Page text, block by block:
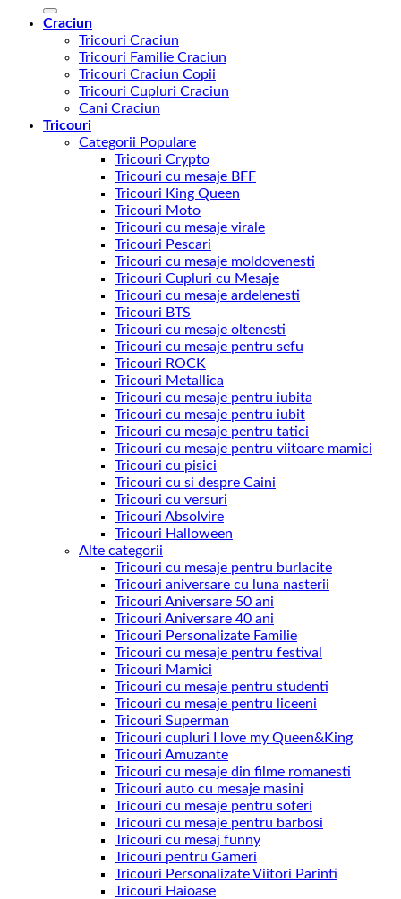
Craciun
Tricouri Craciun
Tricouri Familie Craciun
Tricouri Craciun Copii
Tricouri Cupluri Craciun
Cani Craciun
Tricouri
Categorii Populare
Tricouri Crypto
Tricouri cu mesaje BFF
Tricouri King Queen
Tricouri Moto
Tricouri cu mesaje virale
Tricouri Pescari
Tricouri cu mesaje moldovenesti
Tricouri Cupluri cu Mesaje
Tricouri cu mesaje ardelenesti
Tricouri BTS
Tricouri cu mesaje oltenesti
Tricouri cu mesaje pentru sefu
Tricouri ROCK
Tricouri Metallica
Tricouri cu mesaje pentru iubita
Tricouri cu mesaje pentru iubit
Tricouri cu mesaje pentru tatici
Tricouri cu mesaje pentru viitoare mamici
Tricouri cu pisici
Tricouri cu si despre Caini
Tricouri cu versuri
Tricouri Absolvire
Tricouri Halloween
Alte categorii
Tricouri cu mesaje pentru burlacite
Tricouri aniversare cu luna nasterii
Tricouri Aniversare 50 ani
Tricouri Aniversare 40 ani
Tricouri Personalizate Familie
Tricouri cu mesaje pentru festival
Tricouri Mamici
Tricouri cu mesaje pentru studenti
Tricouri cu mesaje pentru liceeni
Tricouri Superman
Tricouri cupluri I love my Queen&King
Tricouri Amuzante
Tricouri cu mesaje din filme romanesti
Tricouri auto cu mesaje masini
Tricouri cu mesaje pentru soferi
Tricouri cu mesaje pentru barbosi
Tricouri cu mesaj funny
Tricouri pentru Gameri
Tricouri Personalizate Viitori Parinti
Tricouri Haioase